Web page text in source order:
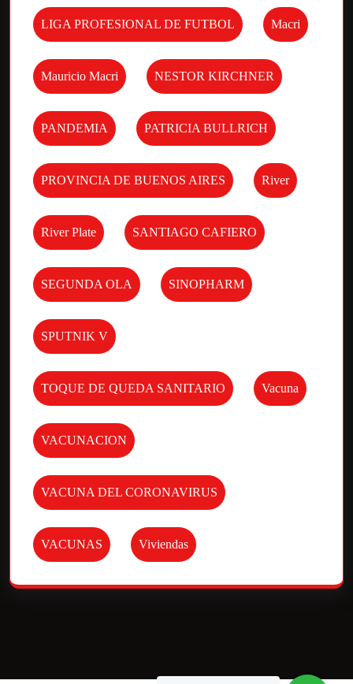
LIGA PROFESIONAL DE FUTBOL Macri
Mauricio Macri NESTOR KIRCHNER
PANDEMIA PATRICIA BULLRICH
PROVINCIA DE BUENOS AIRES River
River Plate SANTIAGO CAFIERO
SEGUNDA OLA SINOPHARM
SPUTNIK V
TOQUE DE QUEDA SANITARIO Vacuna
VACUNACION
VACUNA DEL CORONAVIRUS
VACUNAS Viviendas